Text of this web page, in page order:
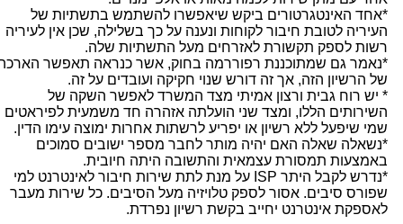
*אחד האינטגרטורים ביקש שיאפשרו להשתמש בתשתיות של
העיריה לטובת חיבור לקוחות ונענה על כך בשלילה, שכן אין לעיריה
רשות לספק תקשורת לאזרחים מעל התשתיות שלה.
*נאמר גם שמתוכננת רפוררמה בחוק, אשר כנראה תאפשר הארכה
של הרשיון הזה, אך זה דורש שנוי חקיקה ועובדים על זה.
* יש רוח גבית ורצון אמיתי מצד המשרד לאפשר השקה של
השירותים הללו, ומצד שני הועלתה אזהרה חד משמעית לפיראטים
שמי שיפעל ללא רשיון או יפריע לרשתות אחרות ימוצה עימו הדין.
*נשאלה שאלה האם יהיה מותר לחבר מספר ישובים סמוכים
באמצעות תמסורת עצמאית והתשובה היתה חיובית.
*נדרש לקבל היתר ISP על מנת לתת שירות חיבור לאינטרנט למי
שפורס סיבים. אסור לספק טלויזיה מעל הסיבים. כל שירות מעבר
לאספקת אינטרנט יחייב בקשת רשיון נפרדת.